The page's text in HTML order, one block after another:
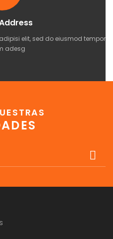
elit, sed do eiusmod tempor
adesg